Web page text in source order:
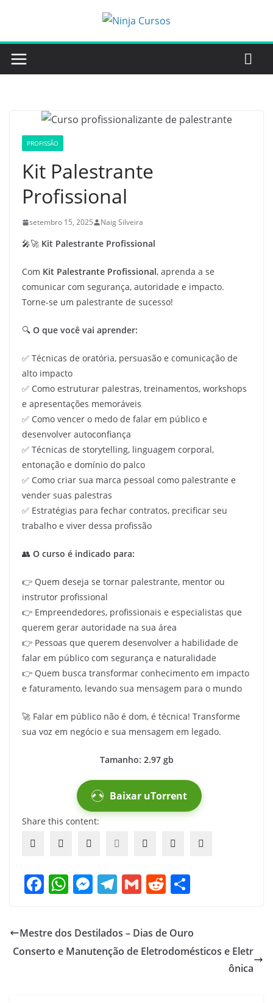
o
conteúdo
PROFISSÃO
Kit Palestrante
Profissional
setembro 15, 2025 Naig Silveira
🎤🚀 Kit Palestrante Profissional
Com Kit Palestrante Profissional, aprenda a se
comunicar com segurança, autoridade e impacto.
Torne-se um palestrante de sucesso!
🔍 O que você vai aprender:
✅ Técnicas de oratória, persuasão e comunicação de
alto impacto
✅ Como estruturar palestras, treinamentos, workshops
e apresentações memoráveis
✅ Como vencer o medo de falar em público e
desenvolver autoconfiança
✅ Técnicas de storytelling, linguagem corporal,
entonação e domínio do palco
✅ Como criar sua marca pessoal como palestrante e
vender suas palestras
✅ Estratégias para fechar contratos, precificar seu
trabalho e viver dessa profissão
👥 O curso é indicado para:
👉 Quem deseja se tornar palestrante, mentor ou
instrutor profissional
👉 Empreendedores, profissionais e especialistas que
querem gerar autoridade na sua área
👉 Pessoas que querem desenvolver a habilidade de
falar em público com segurança e naturalidade
👉 Quem busca transformar conhecimento em impacto
e faturamento, levando sua mensagem para o mundo
🚀 Falar em público não é dom, é técnica! Transforme
sua voz em negócio e sua mensagem em legado.
Tamanho: 2.97 gb
Baixar uTorrent
Share this content:
F
e
b
W
at
s
A
M
ss
e
n
T
gr
a
G
ai
l
R
d
di
t
e
Mestre dos Destilados – Dias de Ouro
Conserto e Manutenção de Eletrodomésticos e Eletr
ônica